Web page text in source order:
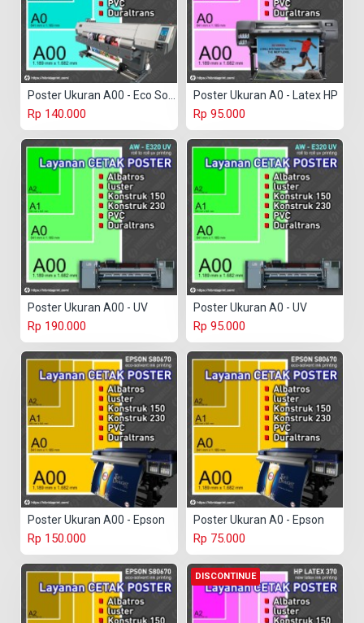
Rp 140.000
Poster Ukuran A0 - Latex HP
Rp 95.000
Poster Ukuran A00 - UV
Rp 190.000
Poster Ukuran A0 - UV
Rp 95.000
Poster Ukuran A00 - Epson
Rp 150.000
Poster Ukuran A0 - Epson
Rp 75.000
DISCONTINUE